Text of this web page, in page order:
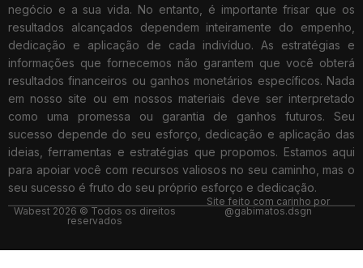
negócio e a sua vida. No entanto, é importante frisar que os
resultados alcançados dependem inteiramente do empenho,
dedicação e aplicação de cada indivíduo. As estratégias e
informações que fornecemos não garantem que você obterá
resultados financeiros ou ganhos monetários específicos. Nada
em nosso site ou em nossos materiais deve ser interpretado
como uma promessa ou garantia de ganhos futuros. Seu
sucesso depende do seu esforço, dedicação e aplicação das
ideias, ferramentas e estratégias que propomos. Estamos aqui
para apoiar você com recursos valiosos no seu caminho, mas o
seu sucesso é fruto do seu próprio esforço e dedicação.
Wabest 2026 © Todos os direitos
reservados
Site feito com carinho por
@gabimatos.dsgn